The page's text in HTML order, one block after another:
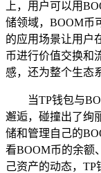
上，用户可以用
储领域，BOOM币
的应用场景让用户
币进行价值交换和
感，还为整个生态
当TP钱包与
邂逅，碰撞出了绚
储和管理自己的
看BOOM币的余额
己资产的动态，